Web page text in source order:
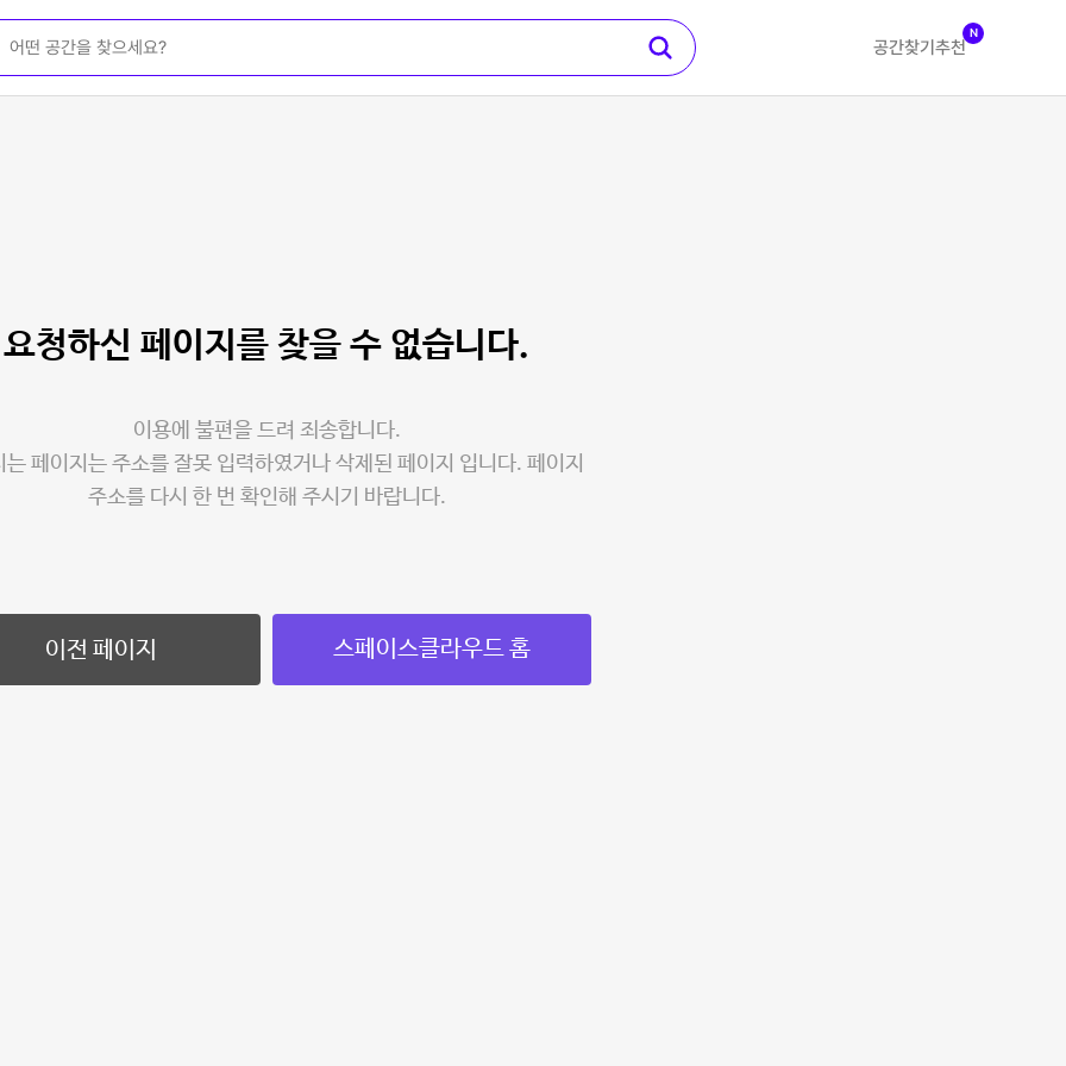
공간찾기 추천
N
요청하신 페이지를 찾을 수 없습니다.
이용에 불편을 드려 죄송합니다.
는 페이지는 주소를 잘못 입력하였거나 삭제된 페이지 입니다. 페이지
주소를 다시 한 번 확인해 주시기 바랍니다.
이전 페이지 스페이스클라우드 홈